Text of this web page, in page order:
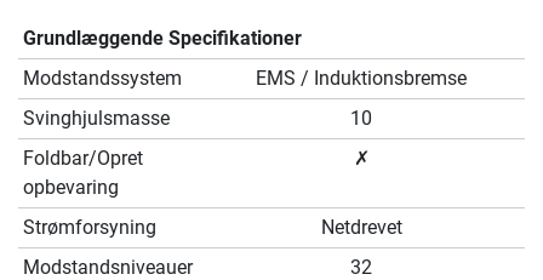
Grundlæggende Specifikationer
Modstandssystem
EMS / Induktionsbremse
Svinghjulsmasse
10
Foldbar/Opret
opbevaring
✗
Strømforsyning
Netdrevet
Modstandsniveauer
32